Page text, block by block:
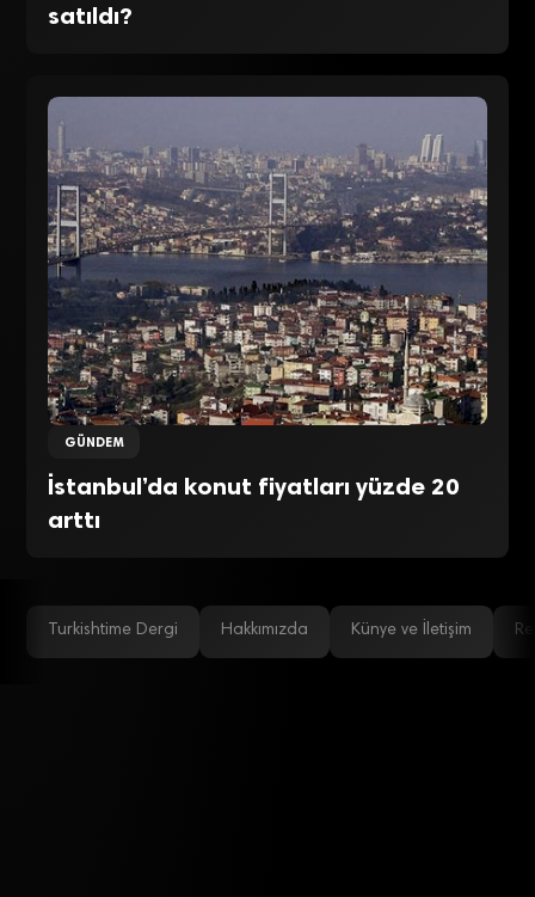
satıldı?
GÜNDEM
İstanbul’da konut fiyatları yüzde 20
arttı
Turkishtime Dergi Hakkımızda Künye ve İletişim